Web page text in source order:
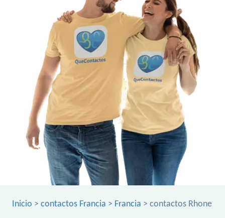
Inicio > contactos Francia > Francia > contactos Rhone